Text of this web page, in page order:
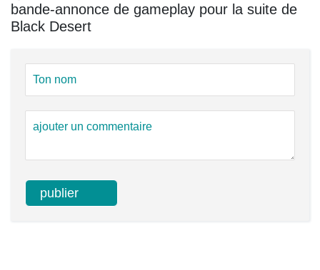
bande-annonce de gameplay pour la suite de
Black Desert